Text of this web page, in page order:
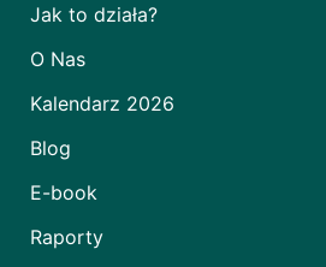
Jak to działa?
O Nas
Kalendarz 2026
Blog
E-book
Raporty